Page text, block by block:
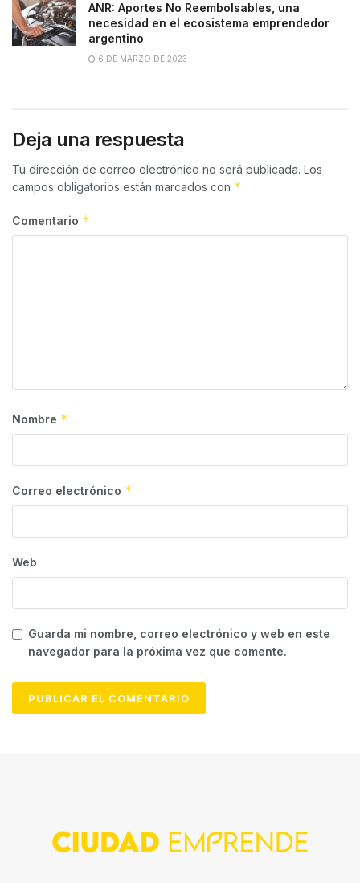
ANR: Aportes No Reembolsables, una
necesidad en el ecosistema emprendedor
argentino
6 DE MARZO DE 2023
Deja una respuesta
Tu dirección de correo electrónico no será publicada. Los
campos obligatorios están marcados con *
Comentario *
Nombre *
Correo electrónico *
Web
Guarda mi nombre, correo electrónico y web en este
navegador para la próxima vez que comente.